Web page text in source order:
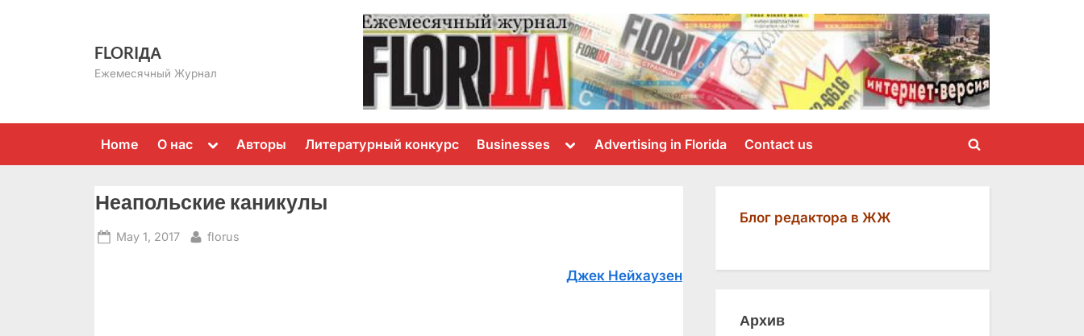
FLORIДА
Ежемесячный Журнал
Home О нас
Toggle
menu
Авторы Литературный конкурс Businesses
Toggle
menu
Advertising in Florida Contact us
Toggle
Неапольские каникулы
Posted
May 1, 2017 By
florus
Джек Нейхаузен
Блог редактора в ЖЖ
Архив